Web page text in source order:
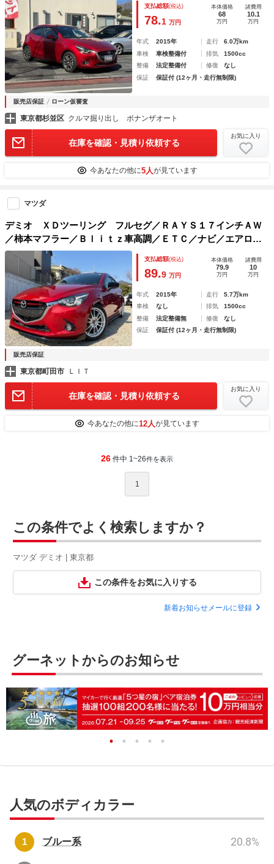
ト ポップアップディスプレイ
支払総額(税込)
78.1 万円
本体価格
68
万円
諸費用
10.1
万円
年式 2015年 走行
6.0万km
車検
車検整備付 排気
1500cc
整備
法定整備付 修復
なし
保証
保証付 (12ヶ月・走行無制限)
販売店保証 ローン仮審査
東京都杉並区 クルマ掘り出し ボナンザオート
在庫を確認・見積り依頼する
お気に入り
今あなたの他に5人が見ています
マツダ
デミオ ＸＤツーリング フルセグ／ＲＡＹＳ１７インチＡＷ
／柿本マフラー／Ｂｌｉｔｚ車高調／ＥＴＣ／ナビ／エアロ／
社外ステアリング
支払総額(税込)
89.9 万円
本体価格
79.9
万円
諸費用
10
万円
年式 2015年 走行
5.7万km
車検
なし 排気
1500cc
整備
法定整備無 修復
なし
保証
保証付 (12ヶ月・走行無制限)
販売店保証
東京都町田市 ＬＩＴ
在庫を確認・見積り依頼する
お気に入り
今あなたの他に12人が見ています
26 件中 1~26件を表示
1
この条件でよく検索しますか？
マツダ デミオ | 東京都
この条件をお気に入りする
新着お知らせメールに登録
グーネットからのお知らせ
人気のボディカラー
ブルー系 20.8%